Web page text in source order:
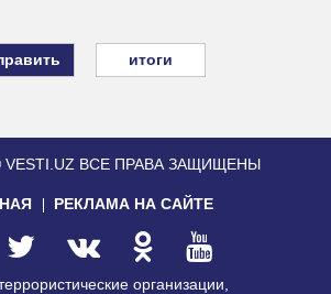
итоги
ВСЕ ПРАВА ЗАЩИЩЕНЫ
РЕКЛАМА НА САЙТЕ
организации,